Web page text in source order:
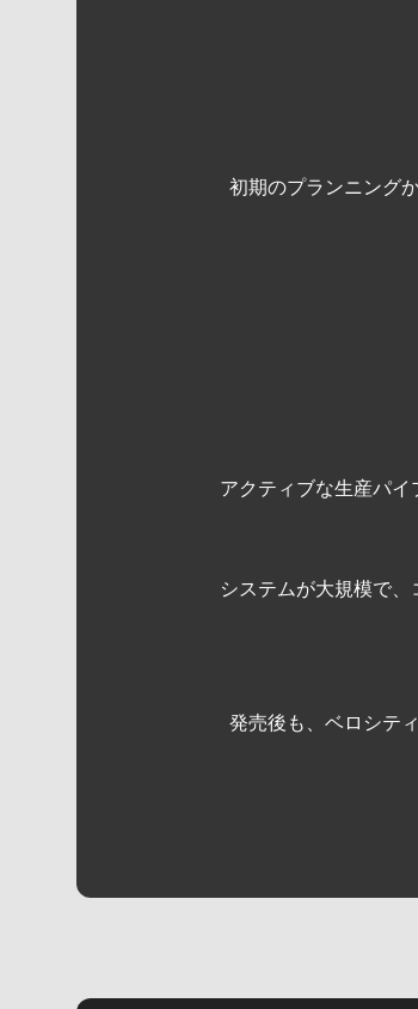
初期のプランニング
アクティブな生産パ
システムが大規模で
発売後も、ベロシテ